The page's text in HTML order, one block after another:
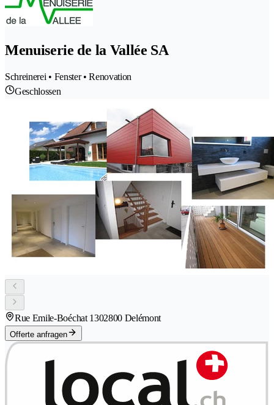
Menuiserie de la Vallée SA
Schreinerei • Fenster • Renovation
Geschlossen
Rue Emile-Boéchat 1302800 Delémont
Offerte anfragen